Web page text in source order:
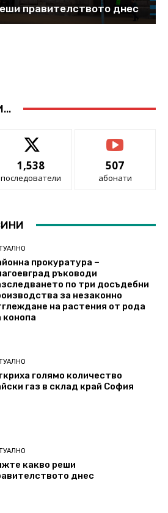
правителството днес
1,538
последователи
507
абонати
прокуратура –
ръководи
по три досъдебни
за незаконно
на растения от рода
конопа
голямо количество
газ в склад край София
какво реши
днес